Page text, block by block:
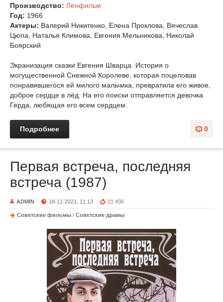
Производство: Ленфильм
Год: 1966
Актеры: Валерий Никитенко, Елена Проклова, Вячеслав
Цюпа, Наталья Климова, Евгения Мельникова, Николай
Боярский
Экранизация сказки Евгения Шварца. История о
могущественной Снежной Королеве, которая поцеловав
понравившегося ей милого мальчика, превратила его живое,
доброе сердце в лёд. На его поиски отправляется девочка
Герда, любящая его всем сердцем.
0
Подробнее
Первая встреча, последняя
встреча (1987)
ADMIN 18-11-2021, 11:13 21 436
Советские фильмы / Советские драмы